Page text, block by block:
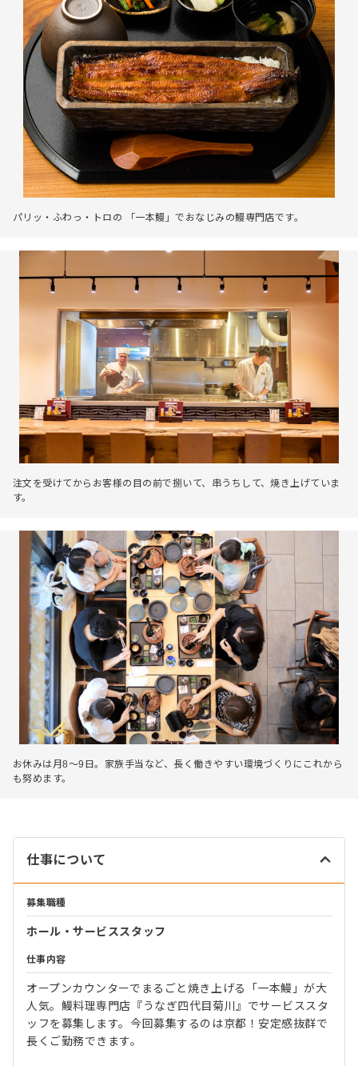
パリッ・ふわっ・トロの 「一本鰻」でおなじみの鰻専門店です。
注文を受けてからお客様の目の前で捌いて、串うちして、焼き上げていま
す。
お休みは月8～9日。家族手当など、長く働きやすい環境づくりにこれから
も努めます。
仕事について
募集職種
ホール・サービススタッフ
仕事内容
オープンカウンターでまるごと焼き上げる「一本鰻」が大
人気。鰻料理専門店『うなぎ四代目菊川』でサービススタ
ッフを募集します。今回募集するのは京都！安定感抜群で
長くご勤務できます。